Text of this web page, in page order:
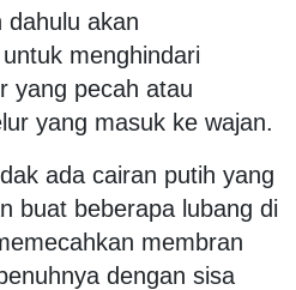
dahulu akan
menghindari
yang pecah atau
yang masuk ke wajan.
ada cairan putih yang
buat beberapa lubang di
membran
dengan sisa